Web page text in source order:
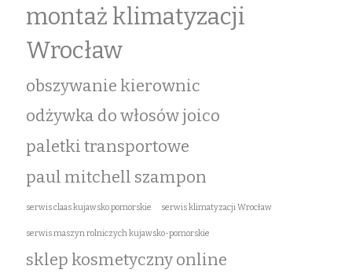
montaż klimatyzacji
Wrocław
obszywanie kierownic
odżywka do włosów joico
paletki transportowe
paul mitchell szampon
serwis claas kujawsko pomorskie serwis klimatyzacji Wrocław
serwis maszyn rolniczych kujawsko-pomorskie
sklep kosmetyczny online